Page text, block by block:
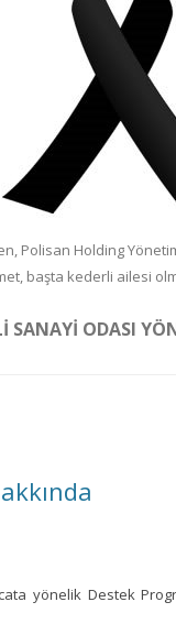
Polisan Holding
başta kederli ailesi
SANAYİ ODASI
yönelik Destek